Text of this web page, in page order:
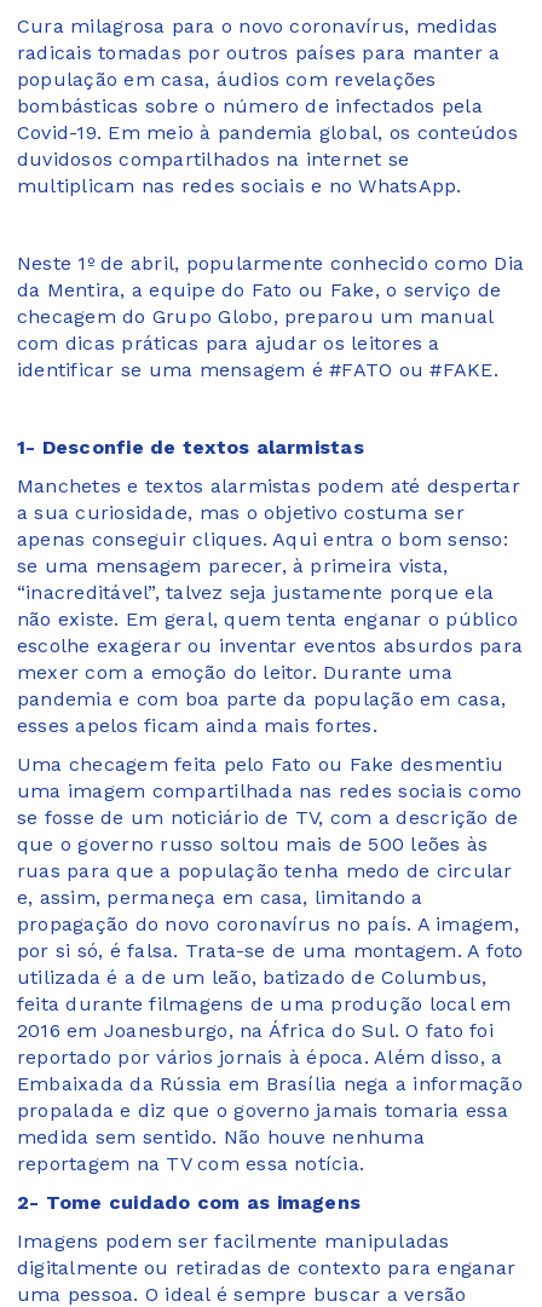
Cura milagrosa para o novo coronavírus, medidas
radicais tomadas por outros países para manter a
população em casa, áudios com revelações
bombásticas sobre o número de infectados pela
Covid-19. Em meio à pandemia global, os conteúdos
duvidosos compartilhados na internet se
multiplicam nas redes sociais e no WhatsApp.
Neste 1º de abril, popularmente conhecido como Dia
da Mentira, a equipe do Fato ou Fake, o serviço de
checagem do Grupo Globo, preparou um manual
com dicas práticas para ajudar os leitores a
identificar se uma mensagem é #FATO ou #FAKE.
1- Desconfie de textos alarmistas
Manchetes e textos alarmistas podem até despertar
a sua curiosidade, mas o objetivo costuma ser
apenas conseguir cliques. Aqui entra o bom senso:
se uma mensagem parecer, à primeira vista,
“inacreditável”, talvez seja justamente porque ela
não existe. Em geral, quem tenta enganar o público
escolhe exagerar ou inventar eventos absurdos para
mexer com a emoção do leitor. Durante uma
pandemia e com boa parte da população em casa,
esses apelos ficam ainda mais fortes.
Uma checagem feita pelo Fato ou Fake desmentiu
uma imagem compartilhada nas redes sociais como
se fosse de um noticiário de TV, com a descrição de
que o governo russo soltou mais de 500 leões às
ruas para que a população tenha medo de circular
e, assim, permaneça em casa, limitando a
propagação do novo coronavírus no país. A imagem,
por si só, é falsa. Trata-se de uma montagem. A foto
utilizada é a de um leão, batizado de Columbus,
feita durante filmagens de uma produção local em
2016 em Joanesburgo, na África do Sul. O fato foi
reportado por vários jornais à época. Além disso, a
Embaixada da Rússia em Brasília nega a informação
propalada e diz que o governo jamais tomaria essa
medida sem sentido. Não houve nenhuma
reportagem na TV com essa notícia.
2- Tome cuidado com as imagens
Imagens podem ser facilmente manipuladas
digitalmente ou retiradas de contexto para enganar
uma pessoa. O ideal é sempre buscar a versão